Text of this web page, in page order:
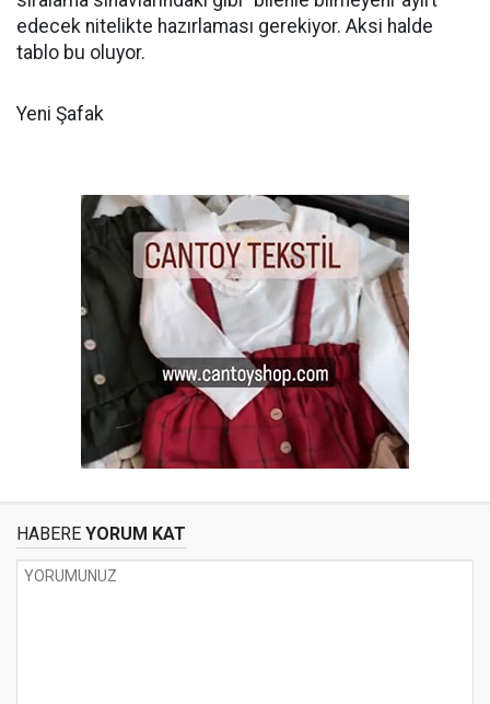
edecek nitelikte hazırlaması gerekiyor. Aksi halde
tablo bu oluyor.
Yeni Şafak
HABERE YORUM KAT